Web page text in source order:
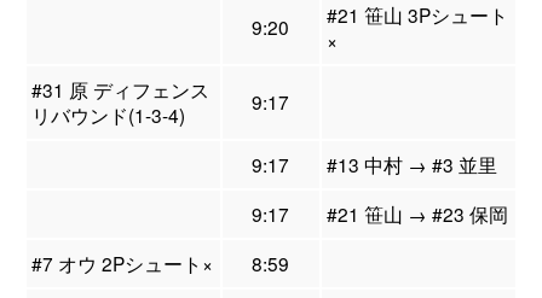
9:20
#21 笹山 3Pシュート
×
#31 原 ディフェンス
リバウンド(1-3-4)
9:17
9:17
#13 中村 → #3 並里
9:17
#21 笹山 → #23 保岡
#7 オウ 2Pシュート×
8:59